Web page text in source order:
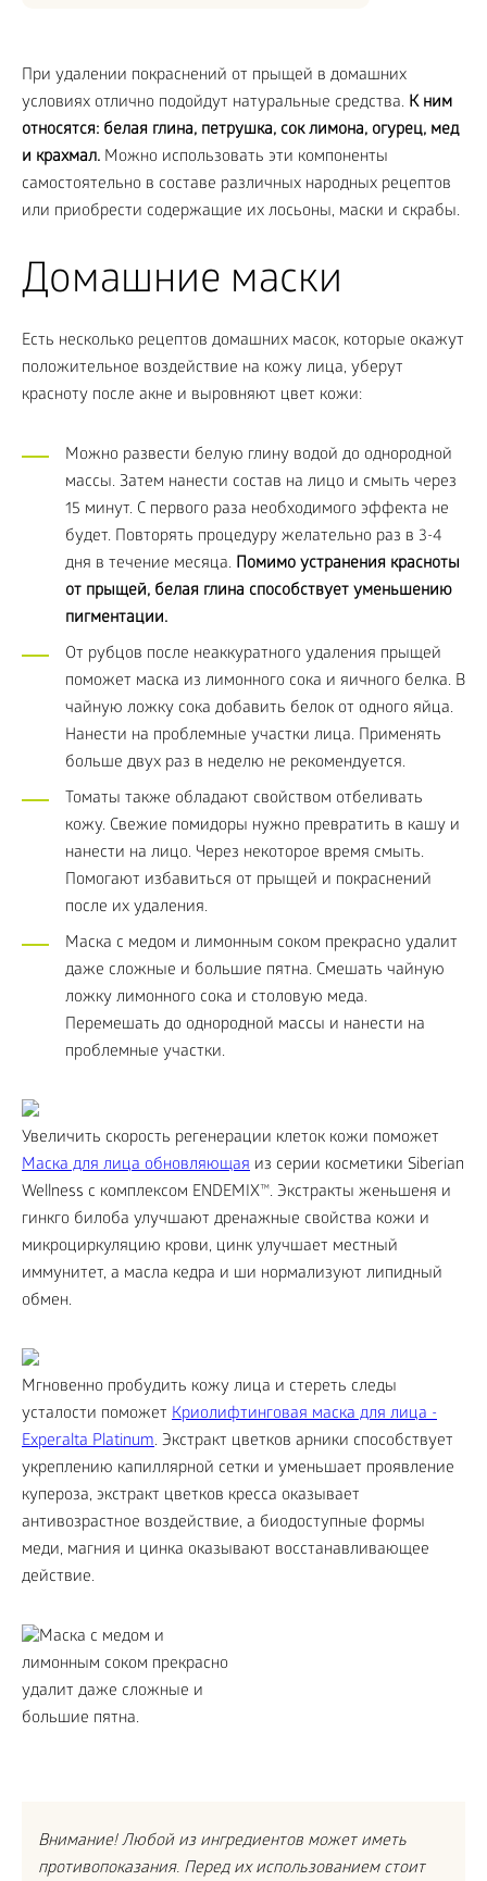
При удалении покраснений от прыщей в домашних
условиях отлично подойдут натуральные средства. К ним
относятся: белая глина, петрушка, сок лимона, огурец, мед
и крахмал. Можно использовать эти компоненты
самостоятельно в составе различных народных рецептов
или приобрести содержащие их лосьоны, маски и скрабы.
Домашние маски
Есть несколько рецептов домашних масок, которые окажут
положительное воздействие на кожу лица, уберут
красноту после акне и выровняют цвет кожи:
Можно развести белую глину водой до однородной
массы. Затем нанести состав на лицо и смыть через
15 минут. С первого раза необходимого эффекта не
будет. Повторять процедуру желательно раз в 3-4
дня в течение месяца. Помимо устранения красноты
от прыщей, белая глина способствует уменьшению
пигментации.
От рубцов после неаккуратного удаления прыщей
поможет маска из лимонного сока и яичного белка. В
чайную ложку сока добавить белок от одного яйца.
Нанести на проблемные участки лица. Применять
больше двух раз в неделю не рекомендуется.
Томаты также обладают свойством отбеливать
кожу. Свежие помидоры нужно превратить в кашу и
нанести на лицо. Через некоторое время смыть.
Помогают избавиться от прыщей и покраснений
после их удаления.
Маска с медом и лимонным соком прекрасно удалит
даже сложные и большие пятна. Смешать чайную
ложку лимонного сока и столовую меда.
Перемешать до однородной массы и нанести на
проблемные участки.
Увеличить скорость регенерации клеток кожи поможет
Маска для лица обновляющая из серии косметики Siberian
Wellness с комплексом ENDEMIX™. Экстракты женьшеня и
гинкго билоба улучшают дренажные свойства кожи и
микроциркуляцию крови, цинк улучшает местный
иммунитет, а масла кедра и ши нормализуют липидный
обмен.
Мгновенно пробудить кожу лица и стереть следы
усталости поможет Криолифтинговая маска для лица -
Experalta Platinum. Экстракт цветков арники способствует
укреплению капиллярной сетки и уменьшает проявление
купероза, экстракт цветков кресса оказывает
антивозрастное воздействие, а биодоступные формы
меди, магния и цинка оказывают восстанавливающее
действие.
Внимание! Любой из ингредиентов может иметь
противопоказания. Перед их использованием стоит